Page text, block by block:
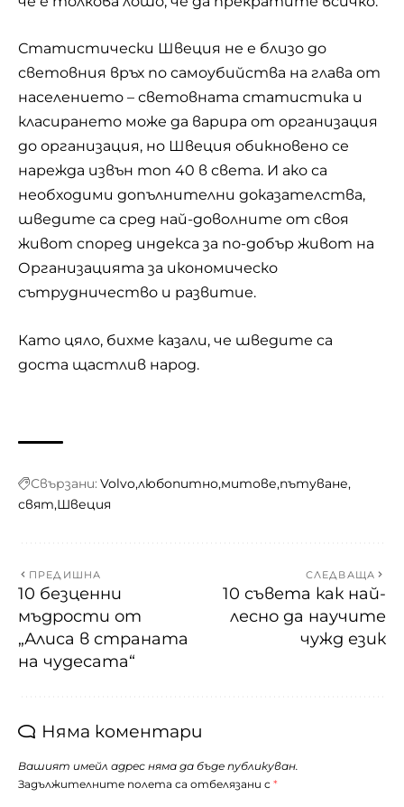
Статистически Швеция не е близо до
световния връх по самоубийства на глава от
населението – световната статистика и
класирането може да варира от организация
до организация, но Швеция обикновено се
нарежда извън топ 40 в света. И ако са
необходими допълнителни доказателства,
шведите са сред най-доволните от своя
живот според индекса за по-добър живот на
Организацията за икономическо
сътрудничество и развитие.
Като цяло, бихме казали, че шведите са
доста щастлив народ.
Свързани: Volvoлюбопитно митове пътуване
свят Швеция
ПРЕДИШНА
10 безценни
мъдрости от
„Алиса в страната
на чудесата“
СЛЕДВАЩА
10 съвета как най-
лесно да научите
чужд език
Няма коментари
Вашият имейл адрес няма да бъде публикуван.
Задължителните полета са отбелязани с *